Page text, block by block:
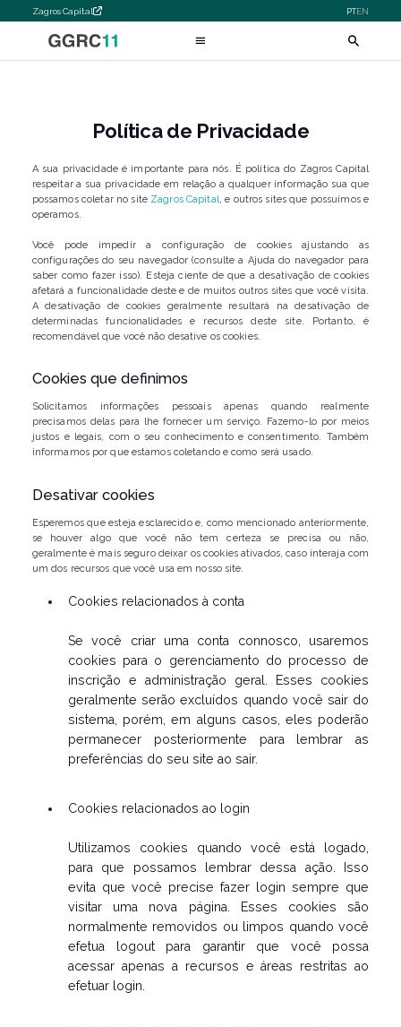
Zagros Capital PTEN
Política de Privacidade
A sua privacidade é importante para nós. É política do Zagros Capital
respeitar a sua privacidade em relação a qualquer informação sua que
possamos coletar no site Zagros Capital, e outros sites que possuímos e
operamos.
Você pode impedir a configuração de cookies ajustando as
configurações do seu navegador (consulte a Ajuda do navegador para
saber como fazer isso). Esteja ciente de que a desativação de cookies
afetará a funcionalidade deste e de muitos outros sites que você visita.
A desativação de cookies geralmente resultará na desativação de
determinadas funcionalidades e recursos deste site. Portanto, é
recomendável que você não desative os cookies.
Cookies que definimos
Solicitamos informações pessoais apenas quando realmente
precisamos delas para lhe fornecer um serviço. Fazemo-lo por meios
justos e legais, com o seu conhecimento e consentimento. Também
informamos por que estamos coletando e como será usado.
Desativar cookies
Esperemos que esteja esclarecido e, como mencionado anteriormente,
se houver algo que você não tem certeza se precisa ou não,
geralmente é mais seguro deixar os cookies ativados, caso interaja com
um dos recursos que você usa em nosso site.
Cookies relacionados à conta
Se você criar uma conta connosco, usaremos
cookies para o gerenciamento do processo de
inscrição e administração geral. Esses cookies
geralmente serão excluídos quando você sair do
sistema, porém, em alguns casos, eles poderão
permanecer posteriormente para lembrar as
preferências do seu site ao sair.
Cookies relacionados ao login
Utilizamos cookies quando você está logado,
para que possamos lembrar dessa ação. Isso
evita que você precise fazer login sempre que
visitar uma nova página. Esses cookies são
normalmente removidos ou limpos quando você
efetua logout para garantir que você possa
acessar apenas a recursos e áreas restritas ao
efetuar login.